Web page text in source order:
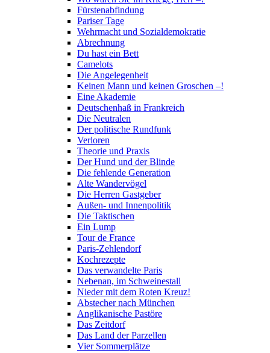
Fürstenabfindung
Pariser Tage
Wehrmacht und Sozialdemokratie
Abrechnung
Du hast ein Bett
Camelots
Die Angelegenheit
Keinen Mann und keinen Groschen –!
Eine Akademie
Deutschenhaß in Frankreich
Die Neutralen
Der politische Rundfunk
Verloren
Theorie und Praxis
Der Hund und der Blinde
Die fehlende Generation
Alte Wandervögel
Die Herren Gastgeber
Außen- und Innenpolitik
Die Taktischen
Ein Lump
Tour de France
Paris-Zehlendorf
Kochrezepte
Das verwandelte Paris
Nebenan, im Schweinestall
Nieder mit dem Roten Kreuz!
Abstecher nach München
Anglikanische Pastöre
Das Zeitdorf
Das Land der Parzellen
Vier Sommerplätze